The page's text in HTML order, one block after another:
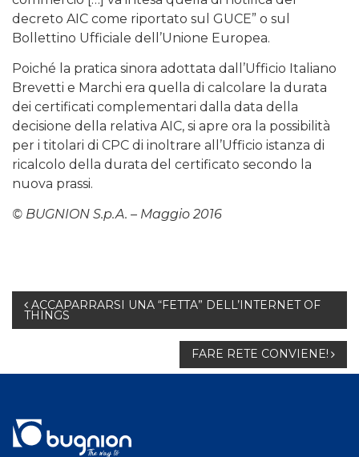
decreto AIC come riportato sul GUCE” o sul
Bollettino Ufficiale dell’Unione Europea.
Poiché la pratica sinora adottata dall’Ufficio Italiano
Brevetti e Marchi era quella di calcolare la durata
dei certificati complementari dalla data della
decisione della relativa AIC, si apre ora la possibilità
per i titolari di CPC di inoltrare all’Ufficio istanza di
ricalcolo della durata del certificato secondo la
nuova prassi.
© BUGNION S.p.A. – Maggio 2016
Navigazione
ACCAPARRARSI UNA “FETTA” DELL’INTERNET OF
THINGS
FARE RETE CONVIENE!